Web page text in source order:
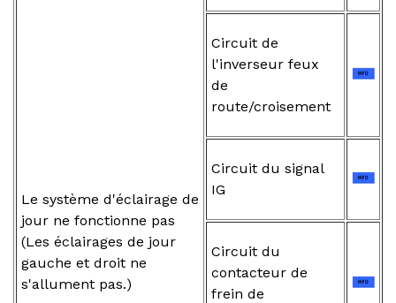
Le système d'éclairage de
jour ne fonctionne pas
(Les éclairages de jour
gauche et droit ne
s'allument pas.)
Circuit de
l'inverseur feux
de
route/croisement
Circuit du signal
IG
Circuit du
contacteur de
frein de